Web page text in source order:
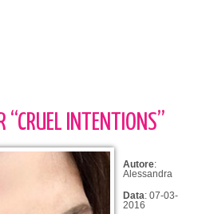
“CRUEL INTENTIONS”
Autore:
Alessandra
Data: 07-03-
2016